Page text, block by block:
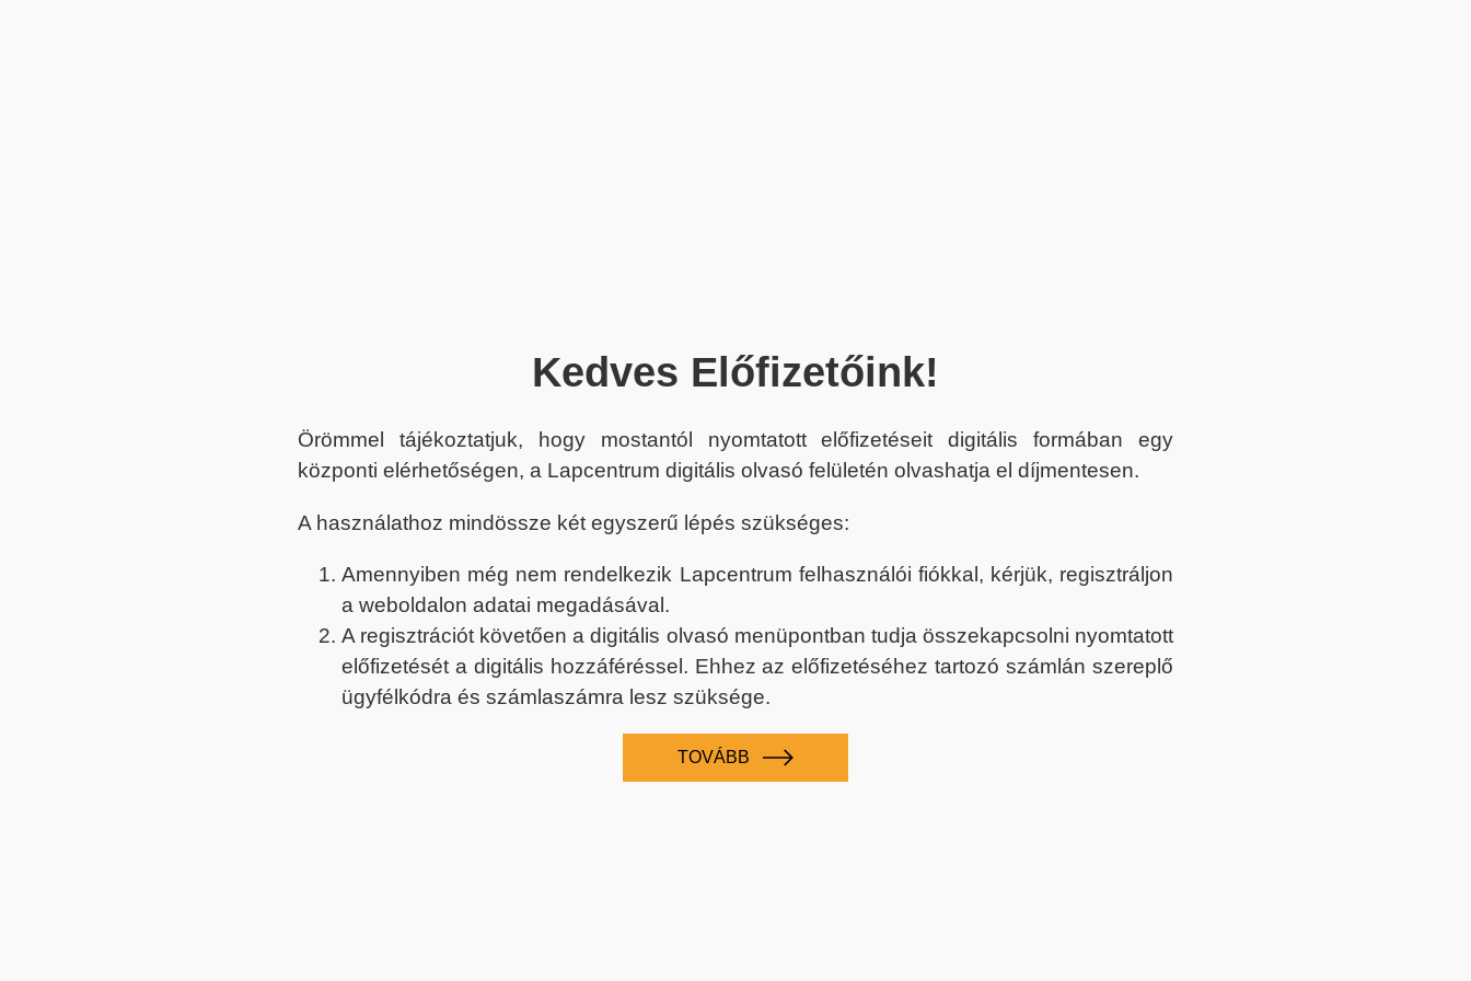
Kedves Előfizetőink!
Örömmel tájékoztatjuk, hogy mostantól nyomtatott előfizetéseit digitális formában egy
központi elérhetőségen, a Lapcentrum digitális olvasó felületén olvashatja el díjmentesen.
A használathoz mindössze két egyszerű lépés szükséges:
Amennyiben még nem rendelkezik Lapcentrum felhasználói fiókkal, kérjük, regisztráljon
a weboldalon adatai megadásával.
A regisztrációt követően a digitális olvasó menüpontban tudja összekapcsolni nyomtatott
előfizetését a digitális hozzáféréssel. Ehhez az előfizetéséhez tartozó számlán szereplő
ügyfélkódra és számlaszámra lesz szüksége.
TOVÁBB